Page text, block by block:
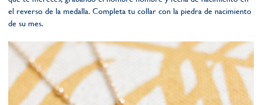
el reverso de la medalla. Completa tu collar con la piedra de nacimiento
de su mes.